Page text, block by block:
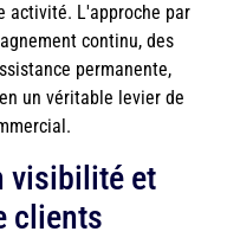
activité. L'approche par
continu, des
permanente,
un véritable levier de
visibilité et
clients